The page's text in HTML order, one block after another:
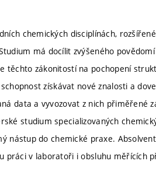
chemických disciplínách,
má docílit zvýšeného
těchto zákonitostí na pochopení
získávat nové znalosti a
data a vyvozovat z nich přiměřené
studium specializovaných
nástup do chemické praxe.
práci v laboratoři i obsluhu měřících